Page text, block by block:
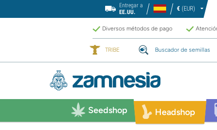
Entregar a
EE.UU.
€ (EUR)
Diversos métodos de pago
TRIBE Buscador de semillas
Seedshop Headshop